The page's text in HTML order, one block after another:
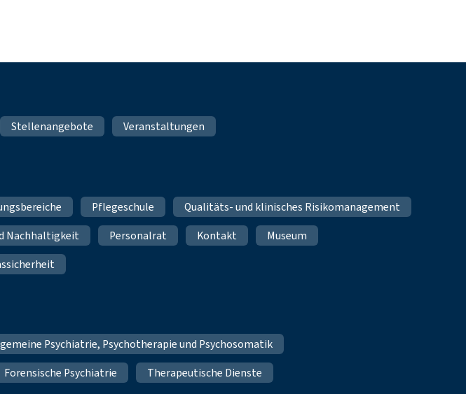
Stellenangebote Veranstaltungen
Pflegeschule
Qualitäts- und klinisches Risikomanagement
Nachhaltigkeit Personalrat Kontakt
Museum
Psychiatrie, Psychotherapie und Psychosomatik
Forensische Psychiatrie
Therapeutische Dienste